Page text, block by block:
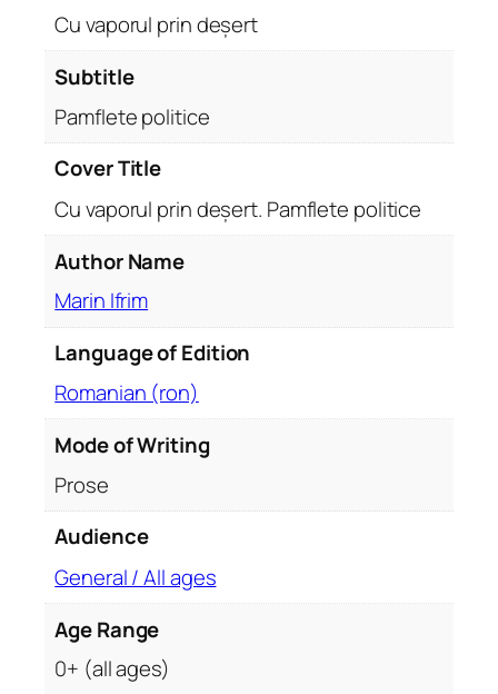
u
e
r
m
l
e
Cu vaporul prin deșert
Subtitle
Pamflete politice
Cover Title
Cu vaporul prin deșert. Pamflete politice
Author Name
Marin Ifrim
Language of Edition
Romanian (ron)
Mode of Writing
Prose
Audience
General / All ages
Age Range
0+ (all ages)